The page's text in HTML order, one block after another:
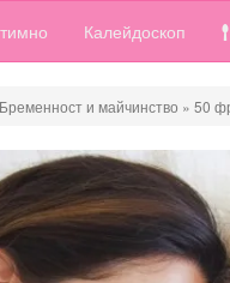
Калейдоскоп
Бременност и майчинство » 50